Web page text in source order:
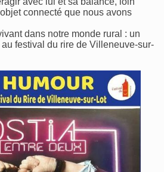
connecté que nous avons
dans notre monde rural : un
festival du rire de Villeneuve-sur-